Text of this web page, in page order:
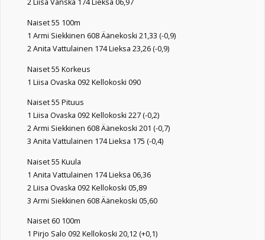
2 Liisa Vänskä 174 Lieksa 06,97
Naiset 55 100m
1 Armi Siekkinen 608 Äänekoski 21,33 (-0,9)
2 Anita Vattulainen 174 Lieksa 23,26 (-0,9)
Naiset 55 Korkeus
1 Liisa Ovaska 092 Kellokoski 090
Naiset 55 Pituus
1 Liisa Ovaska 092 Kellokoski 227 (-0,2)
2 Armi Siekkinen 608 Äänekoski 201 (-0,7)
3 Anita Vattulainen 174 Lieksa 175 (-0,4)
Naiset 55 Kuula
1 Anita Vattulainen 174 Lieksa 06,36
2 Liisa Ovaska 092 Kellokoski 05,89
3 Armi Siekkinen 608 Äänekoski 05,60
Naiset 60 100m
1 Pirjo Salo 092 Kellokoski 20,12 (+0,1)